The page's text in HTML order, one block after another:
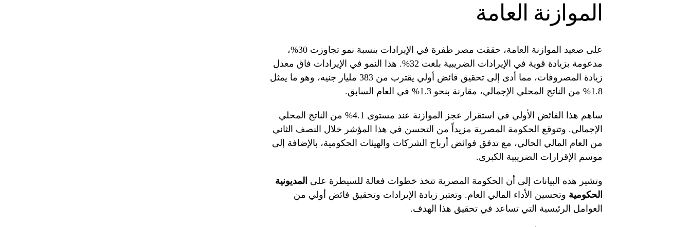
الموازنة العامة
على صعيد الموازنة العامة، حققت مصر طفرة في الإيرادات بنسبة نمو تجاوزت 30%،
مدعومة بزيادة قوية في الإيرادات الضريبية بلغت 32%. هذا النمو في الإيرادات فاق معدل
زيادة المصروفات، مما أدى إلى تحقيق فائض أولي يقترب من 383 مليار جنيه، وهو ما يمثل
1.8% من الناتج المحلي الإجمالي، مقارنة بنحو 1.3% في العام السابق.
ساهم هذا الفائض الأولي في استقرار عجز الموازنة عند مستوى 4.1% من الناتج المحلي
الإجمالي. وتتوقع الحكومة المصرية مزيداً من التحسن في هذا المؤشر خلال النصف الثاني
من العام المالي الحالي، مع تدفق فوائض أرباح الشركات والهيئات الحكومية، بالإضافة إلى
موسم الإقرارات الضريبية الكبرى.
وتشير هذه البيانات إلى أن الحكومة المصرية تتخذ خطوات فعالة للسيطرة على المديونية
الحكومية وتحسين الأداء المالي العام. وتعتبر زيادة الإيرادات وتحقيق فائض أولي من
العوامل الرئيسية التي تساعد في تحقيق هذا الهدف.